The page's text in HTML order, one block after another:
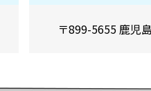
〒899-5655 鹿児